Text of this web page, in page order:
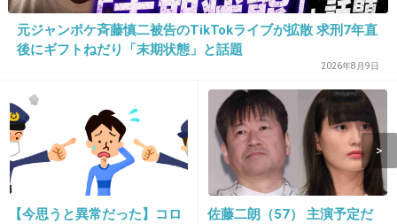
10. 匿名2013/04/28(日) 21:40:33
なんなんだよ。
不祥事おこしたもん勝ちだな
結局仕事増えていい思いしてるだけじゃん、
+83 -6
元ジャンポケ斉藤慎二被告のTikTokライブが拡散 求刑7年直
後にギフトねだり「末期状態」と話題
2026年8月9日
【今思うと異常だった】コロ
佐藤二朗（57） 主演予定だ